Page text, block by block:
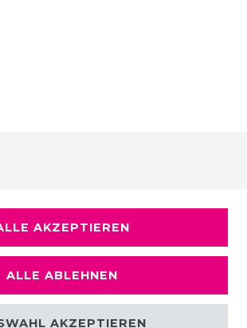
AKZEPTIEREN
ALLE ABLEHNEN
AKZEPTIEREN